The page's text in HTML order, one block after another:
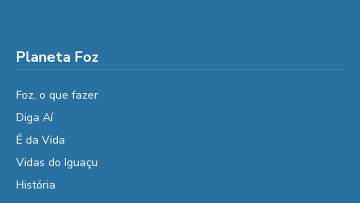
Planeta Foz
Foz, o que fazer
Diga Aí
É da Vida
Vidas do Iguaçu
História